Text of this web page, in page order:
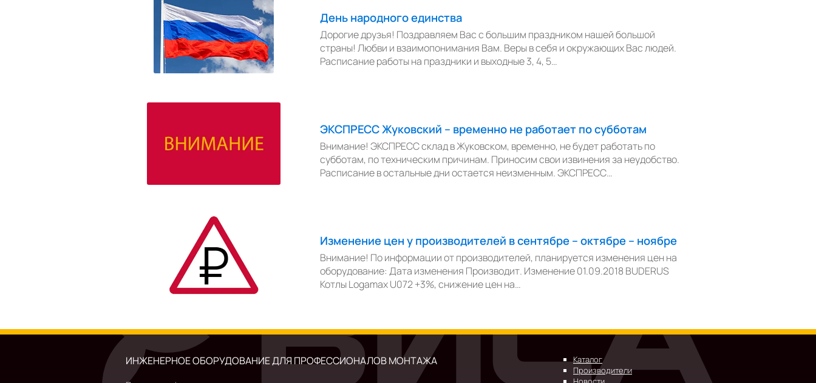
День народного единства
Дорогие друзья! Поздравляем Вас с большим праздником нашей большой
страны! Любви и взаимопонимания Вам. Веры в себя и окружающих Вас людей.
Расписание работы на праздники и выходные 3, 4, 5…
ЭКСПРЕСС Жуковский – временно не работает по субботам
Внимание! ЭКСПРЕСС склад в Жуковском, временно, не будет работать по
субботам, по техническим причинам. Приносим свои извинения за неудобство.
Расписание в остальные дни остается неизменным. ЭКСПРЕСС…
Изменение цен у производителей в сентябре – октябре – ноябре
Внимание! По информации от производителей, планируется изменения цен на
оборудование: Дата изменения Производит. Изменение 01.09.2018 BUDERUS
Котлы Logamax U072 +3%, снижение цен на…
ИНЖЕНЕРНОЕ ОБОРУДОВАНИЕ ДЛЯ ПРОФЕССИОНАЛОВ МОНТАЖА
Каталог
Производители